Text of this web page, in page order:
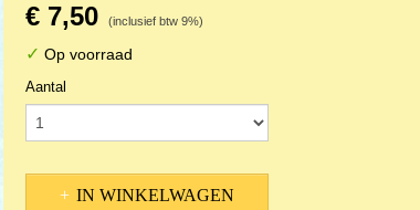
€ 7,50 (inclusief btw 9%)
✓ Op voorraad
Aantal
IN WINKELWAGEN